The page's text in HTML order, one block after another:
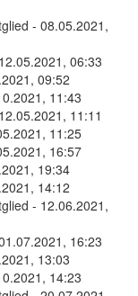
- 08.05.2021,
06:33
09:52
11:43
11:11
11:25
16:57
19:34
14:12
- 12.06.2021,
16:23
13:03
14:23